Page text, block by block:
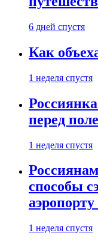
6 дней спустя
Как
1 неделя спустя
перед
1 неделя спустя
способы
1 неделя спустя